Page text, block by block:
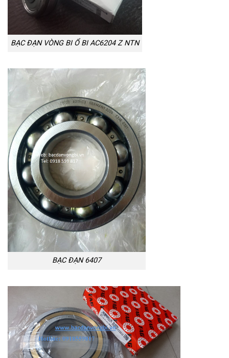
BẠC ĐẠN VÒNG BI Ổ BI AC6204 Z NTN
BẠC ĐẠN 6407